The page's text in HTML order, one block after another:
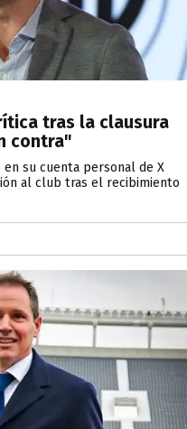
tras la clausura
contra"
su cuenta personal de X
al club tras el recibimiento